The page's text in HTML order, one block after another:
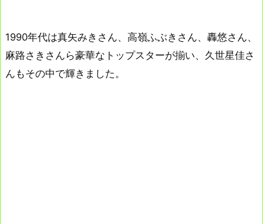
1990年代は真矢みきさん、高嶺ふぶきさん、轟悠さん、
麻路さきさんら豪華なトップスターが揃い、久世星佳さ
んもその中で輝きました。